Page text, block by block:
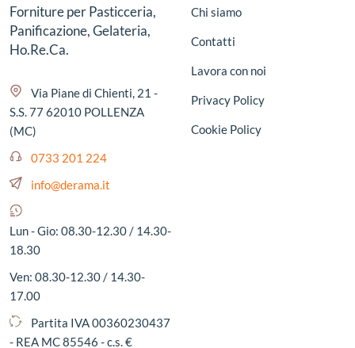
Forniture per Pasticceria,
Panificazione, Gelateria,
Ho.Re.Ca.
Via Piane di Chienti, 21 -
S.S. 77 62010 POLLENZA
(MC)
0733 201 224
info@derama.it
Lun - Gio: 08.30-12.30 / 14.30-
18.30
Ven: 08.30-12.30 / 14.30-
17.00
Partita IVA 00360230437
- REA MC 85546 - c.s. €
Chi siamo
Contatti
Lavora con noi
Privacy Policy
Cookie Policy